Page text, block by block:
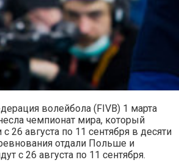
волейбола (FIVB) 1 марта
чемпионат мира, который
26 августа по 11 сентября в десяти
отдали Польше и
с 26 августа по 11 сентября.